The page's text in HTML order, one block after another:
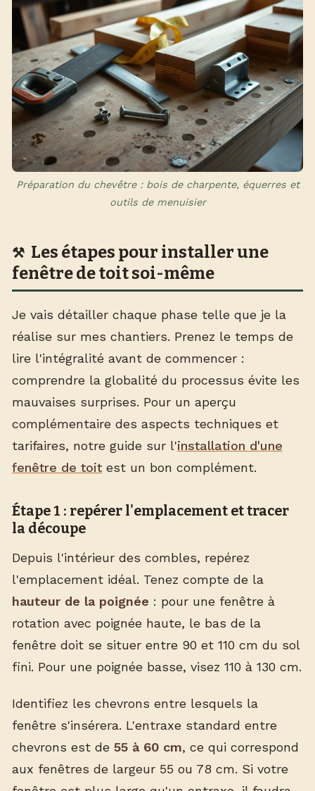
Préparation du chevêtre : bois de charpente, équerres et
outils de menuisier
Les étapes pour installer une
fenêtre de toit soi-même
Je vais détailler chaque phase telle que je la
réalise sur mes chantiers. Prenez le temps de
lire l'intégralité avant de commencer :
comprendre la globalité du processus évite les
mauvaises surprises. Pour un aperçu
complémentaire des aspects techniques et
tarifaires, notre guide sur l'installation d'une
fenêtre de toit est un bon complément.
Étape 1 : repérer l'emplacement et tracer
la découpe
Depuis l'intérieur des combles, repérez
l'emplacement idéal. Tenez compte de la
hauteur de la poignée : pour une fenêtre à
rotation avec poignée haute, le bas de la
fenêtre doit se situer entre 90 et 110 cm du sol
fini. Pour une poignée basse, visez 110 à 130 cm.
Identifiez les chevrons entre lesquels la
fenêtre s'insérera. L'entraxe standard entre
chevrons est de 55 à 60 cm, ce qui correspond
aux fenêtres de largeur 55 ou 78 cm. Si votre